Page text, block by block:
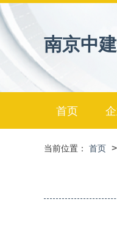
南京中
首页
当前位置： 首页 >